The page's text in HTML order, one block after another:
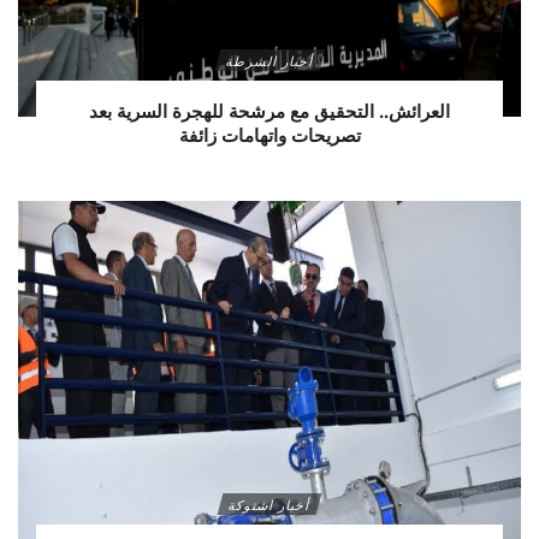
أخبار الشرطة
العرائش.. التحقيق مع مرشحة للهجرة السرية بعد
تصريحات واتهامات زائفة
أخبار اشتوكة